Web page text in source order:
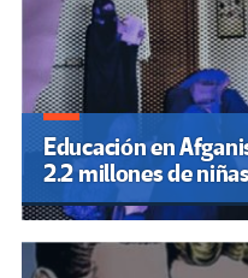
Educación en
2.2 millones de